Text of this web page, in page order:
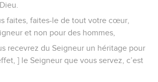
faites, faites-le de tout votre cœur,
et non pour des hommes,
recevrez du Seigneur un héritage pour
] le Seigneur que vous servez, c’est